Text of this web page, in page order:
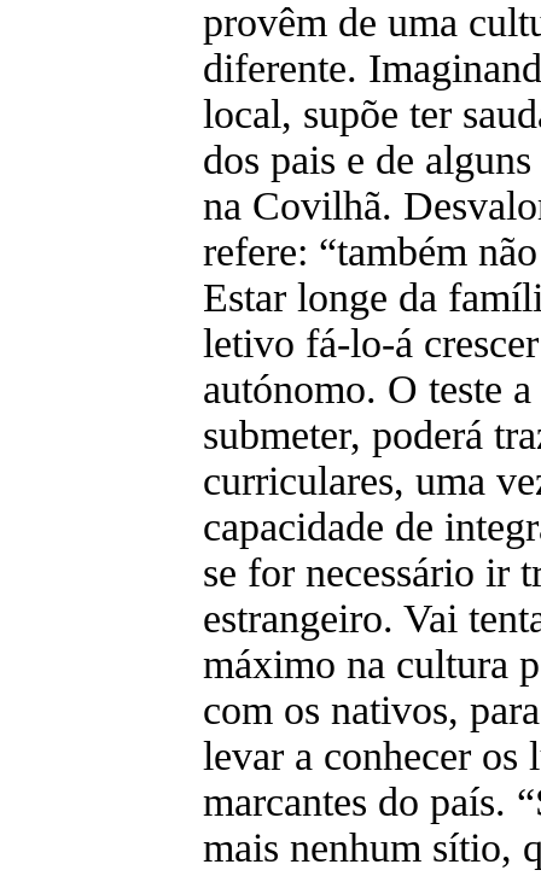
provêm de uma
diferente.
local, supõe ter
dos pais e de
na Covilhã.
refere: “também
Estar longe da
letivo fá-lo-á
autónomo. O teste
submeter, poderá
curriculares, uma
capacidade de
se for necessário ir
estrangeiro. Vai
máximo na cultura
com os nativos,
levar a conhecer os
marcantes do país.
mais nenhum sítio,